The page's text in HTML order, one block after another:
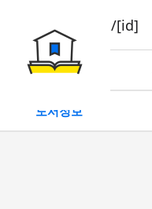
book/rent/[id]
대여
도서정보